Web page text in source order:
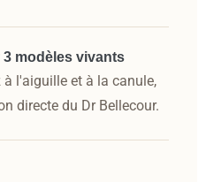
3 modèles vivants
à l'aiguille et à la canule,
directe du Dr Bellecour.